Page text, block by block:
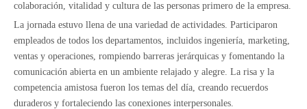
colaboración, vitalidad y cultura de las personas primero de la empresa.
La jornada estuvo llena de una variedad de actividades. Participaron
empleados de todos los departamentos, incluidos ingeniería, marketing,
ventas y operaciones, rompiendo barreras jerárquicas y fomentando la
comunicación abierta en un ambiente relajado y alegre. La risa y la
competencia amistosa fueron los temas del día, creando recuerdos
duraderos y fortaleciendo las conexiones interpersonales.